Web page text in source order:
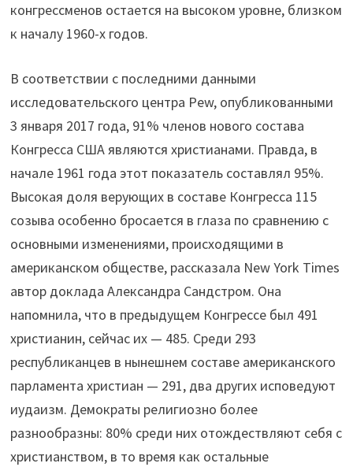
конгрессменов остается на высоком уровне, близком
к началу 1960-х годов.
В соответствии с последними данными
исследовательского центра Pew, опубликованными
3 января 2017 года, 91% членов нового состава
Конгресса США являются христианами. Правда, в
начале 1961 года этот показатель составлял 95%.
Высокая доля верующих в составе Конгресса 115
созыва особенно бросается в глаза по сравнению с
основными изменениями, происходящими в
американском обществе, рассказала New York Times
автор доклада Александра Сандстром. Она
напомнила, что в предыдущем Конгрессе был 491
христианин, сейчас их — 485. Среди 293
республиканцев в нынешнем составе американского
парламента христиан — 291, два других исповедуют
иудаизм. Демократы религиозно более
разнообразны: 80% среди них отождествляют себя с
христианством, в то время как остальные